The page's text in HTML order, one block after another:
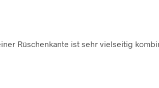
Rüschenkante ist sehr vielseitig